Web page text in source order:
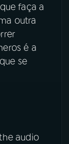
faça a
outra
é a
se
audio